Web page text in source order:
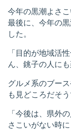
今年の黒潮よさ
最後に、今年の
した。
「目的が地域活
ん、銚子の人に
グルメ系のブー
も見どころだそう
「今後は、県外
さこいがない時